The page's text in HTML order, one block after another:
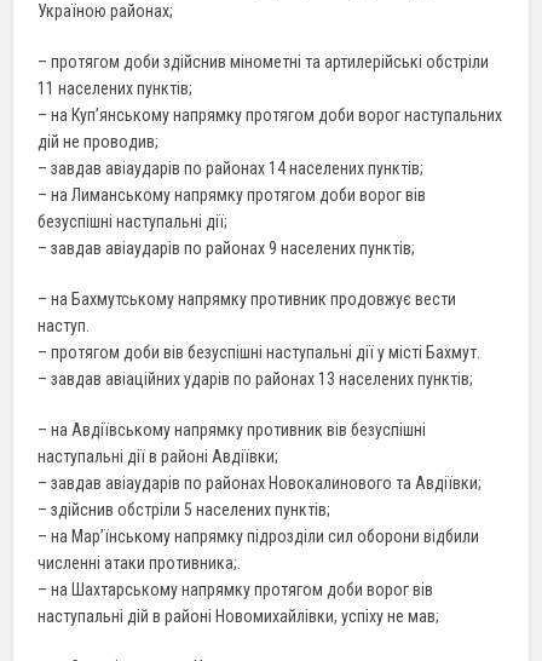
Україною районах;
– протягом доби здійснив мінометні та артилерійські обстріли
11 населених пунктів;
– на Куп’янському напрямку протягом доби ворог наступальних
дій не проводив;
– завдав авіаударів по районах 14 населених пунктів;
– на Лиманському напрямку протягом доби ворог вів
безуспішні наступальні дії;
– завдав авіаударів по районах 9 населених пунктів;
– на Бахмутському напрямку противник продовжує вести
наступ.
– протягом доби вів безуспішні наступальні дії у місті Бахмут.
– завдав авіаційних ударів по районах 13 населених пунктів;
– на Авдіївському напрямку противник вів безуспішні
наступальні дії в районі Авдіївки;
– завдав авіаударів по районах Новокалинового та Авдіївки;
– здійснив обстріли 5 населених пунктів;
– на Мар’їнському напрямку підрозділи сил оборони відбили
численні атаки противника;.
– на Шахтарському напрямку протягом доби ворог вів
наступальні дій в районі Новомихайлівки, успіху не мав;